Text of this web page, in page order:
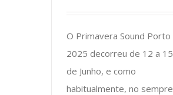
O Primavera Sound Porto
2025 decorreu de 12 a 15
de Junho, e como
habitualmente, no sempre